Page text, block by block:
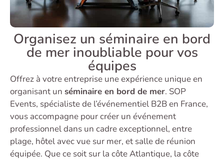
Organisez un séminaire en bord
de mer inoubliable pour vos
équipes
Offrez à votre entreprise une expérience unique en
organisant un séminaire en bord de mer. SOP
Events, spécialiste de l’événementiel B2B en France,
vous accompagne pour créer un événement
professionnel dans un cadre exceptionnel, entre
plage, hôtel avec vue sur mer, et salle de réunion
équipée. Que ce soit sur la côte Atlantique, la côte